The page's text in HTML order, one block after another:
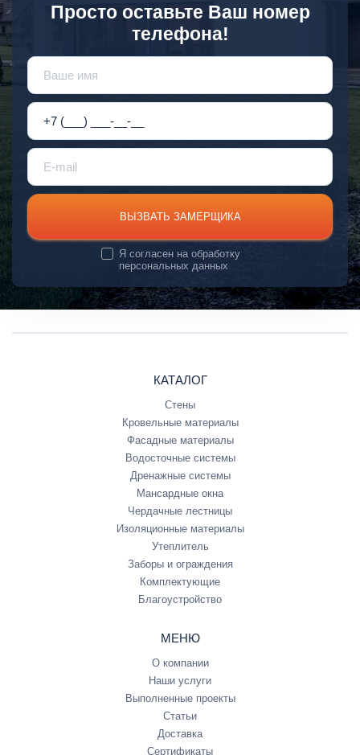
Просто оставьте Ваш номер
телефона!
ВЫЗВАТЬ ЗАМЕРЩИКА
Я согласен наобработку
персональных данных
КАТАЛОГ
Стены
Кровельные материалы
Фасадные материалы
Водосточные системы
Дренажные системы
Мансардные окна
Чердачные лестницы
Изоляционные материалы
Утеплитель
Заборы и ограждения
Комплектующие
Благоустройство
МЕНЮ
О компании
Наши услуги
Выполненные проекты
Статьи
Доставка
Сертификаты